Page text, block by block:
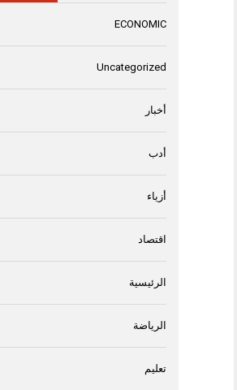
ECONOMIC
Uncategorized
أخبار
أدب
أزياء
اقتصاد
الرئيسية
الرياضة
تعليم